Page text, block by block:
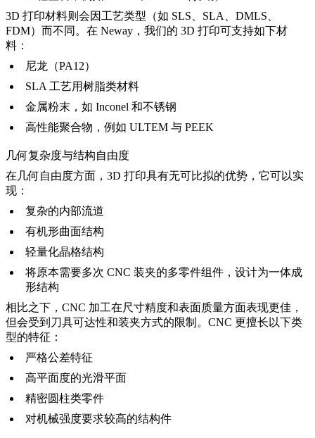
3D 打印材料则会因工艺类型（如 SLS、SLA、DMLS、
FDM）而不同。在 Neway，我们的 3D 打印可支持如下材
料：
尼龙（PA12）
SLA 工艺用树脂类材料
金属粉末，如 Inconel 和不锈钢
高性能聚合物，例如 ULTEM 与 PEEK
几何复杂度与结构自由度
在几何自由度方面，3D 打印具有无可比拟的优势，它可以实
现：
复杂的内部流道
有机形曲面结构
轻量化晶格结构
将原本需要多次 CNC 装夹的多零件组件，设计为一体成
形结构
相比之下，CNC 加工在尺寸精度和表面质量方面表现更佳，
但会受到刀具可达性和装夹方式的限制。CNC 更擅长以下类
型的特征：
严格公差特征
高平面度的光滑平面
精密圆柱类零件
对机械强度要求较高的结构件